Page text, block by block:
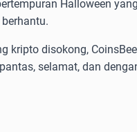
Halloween yang
kripto disokong, CoinsBee
selamat, dan